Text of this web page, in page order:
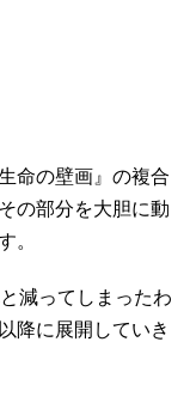
命の壁画』の複合
の部分を大胆に動
。
減ってしまったわ
降に展開していき